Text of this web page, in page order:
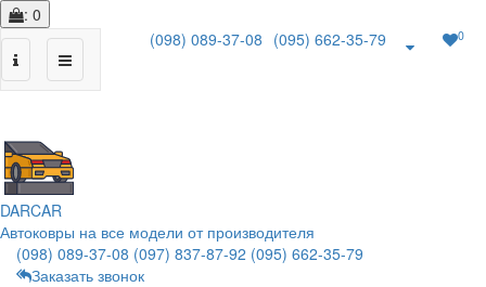
: 0
(098) 089-37-08 (095) 662-35-79 0
DARCAR
Автоковры на все модели от производителя
(098) 089-37-08 (097) 837-87-92 (095) 662-35-79
Заказать звонок